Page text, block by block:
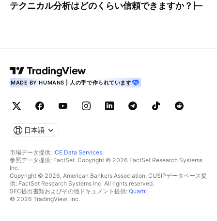
テクニカル分析はどのくらい信頼できますか？
MADE BY HUMANS | 人の手で作られています
日本語
市場データ提供: ICE Data Services.
参照データ提供: FactSet. Copyright © 2026 FactSet Research Systems
Inc.
Copyright © 2026, American Bankers Association. CUSIPデータベース提
供: FactSet Research Systems Inc. All rights reserved.
SEC提出書類およびその他ドキュメント提供: Quartr.
© 2026 TradingView, Inc.